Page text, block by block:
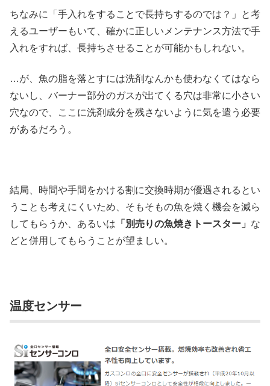
ちなみに「手入れをすることで長持ちするのでは？」と考
えるユーザーもいて、確かに正しいメンテナンス方法で手
入れをすれば、長持ちさせることが可能かもしれない。
…が、魚の脂を落とすには洗剤なんかも使わなくてはなら
ないし、バーナー部分のガスが出てくる穴は非常に小さい
穴なので、ここに洗剤成分を残さないように気を遣う必要
があるだろう。
結局、時間や手間をかける割に交換時期が優遇されるとい
うことも考えにくいため、そもそもの魚を焼く機会を減ら
してもらうか、あるいは 「別売りの魚焼きトースター」 な
どと併用してもらうことが望ましい。
温度センサー